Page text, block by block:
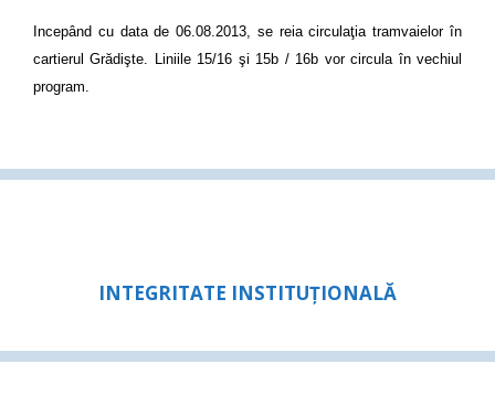
Incepând cu data de 06.08.2013, se reia circulaţia tramvaielor în
cartierul Grădişte. Liniile 15/16 şi 15b / 16b vor circula în vechiul
program.
INTEGRITATE INSTITUȚIONALĂ